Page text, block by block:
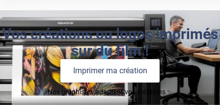
Vos créations ou logos imprimés
sur du film !
Imprimer ma création
Nos graphistes adaptent vos créations ✨